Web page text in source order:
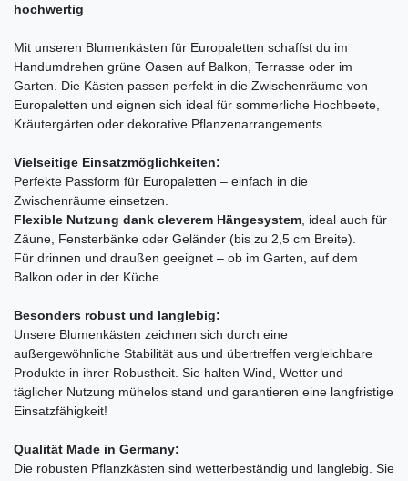
hochwertig
Mit unseren Blumenkästen für Europaletten schaffst du im
Handumdrehen grüne Oasen auf Balkon, Terrasse oder im
Garten. Die Kästen passen perfekt in die Zwischenräume von
Europaletten und eignen sich ideal für sommerliche Hochbeete,
Kräutergärten oder dekorative Pflanzenarrangements.
Vielseitige Einsatzmöglichkeiten:
Perfekte Passform für Europaletten – einfach in die
Zwischenräume einsetzen.
Flexible Nutzung dank cleverem Hängesystem , ideal auch für
Zäune, Fensterbänke oder Geländer (bis zu 2,5 cm Breite).
Für drinnen und draußen geeignet – ob im Garten, auf dem
Balkon oder in der Küche.
Besonders robust und langlebig:
Unsere Blumenkästen zeichnen sich durch eine
außergewöhnliche Stabilität aus und übertreffen vergleichbare
Produkte in ihrer Robustheit. Sie halten Wind, Wetter und
täglicher Nutzung mühelos stand und garantieren eine langfristige
Einsatzfähigkeit!
Qualität Made in Germany:
Die robusten Pflanzkästen sind wetterbeständig und langlebig. Sie